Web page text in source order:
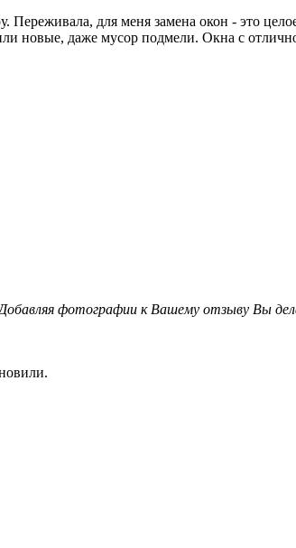
Переживала, для меня замена окон - это
новые, даже мусор подмели. Окна с
Добавляя фотографии к Вашему отзыву Вы